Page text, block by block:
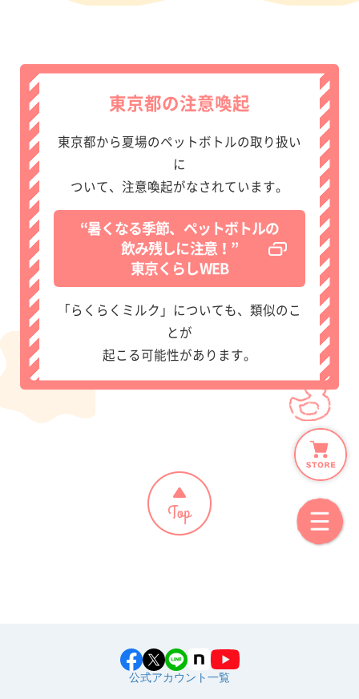
東京都の注意喚起
東京都から夏場のペットボトルの取り扱い
に
ついて、注意喚起がなされています。
“暑くなる季節、ペットボトルの
飲み残しに注意！”
東京くらしWEB
「らくらくミルク」についても、類似のこ
とが
起こる可能性があります。
公式アカウント一覧